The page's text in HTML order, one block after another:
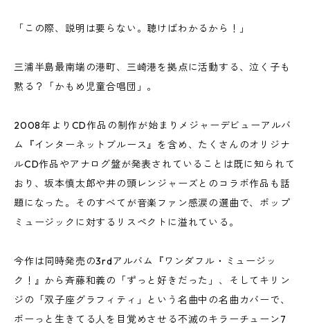
「この際、説明は要らない。聴けばわかるから！」
三浦半島最南端の港町、三崎港を拠点に活動する、泣く子も
黙る？「かもめ児童合唱団」。
2008年よりCD作品の制作が始まりメジャーデビューアルバ
ム『インターネットブルース』を含め、たくさんのオリジナ
ルCD作品やアナログ盤が発表されていることは既に知られて
おり、坂本慎太郎や井の頭レンジャーズとのコラボ作品も話
題になった。そのすべてが音楽ファン感涙の選曲で、ポップ
ミュージックに対するリスペクトに溢れている。
今作は同時発売の3rdアルバム『ワンダフル・ミュージッ
ク！』から斉藤和義の「ずっと好きだった」、そしてキリン
ジの「双子座グラフィティ」という名曲中の名曲カバーで、
ボーっと生きてる人を目覚めさせる不滅のキラーチューン7